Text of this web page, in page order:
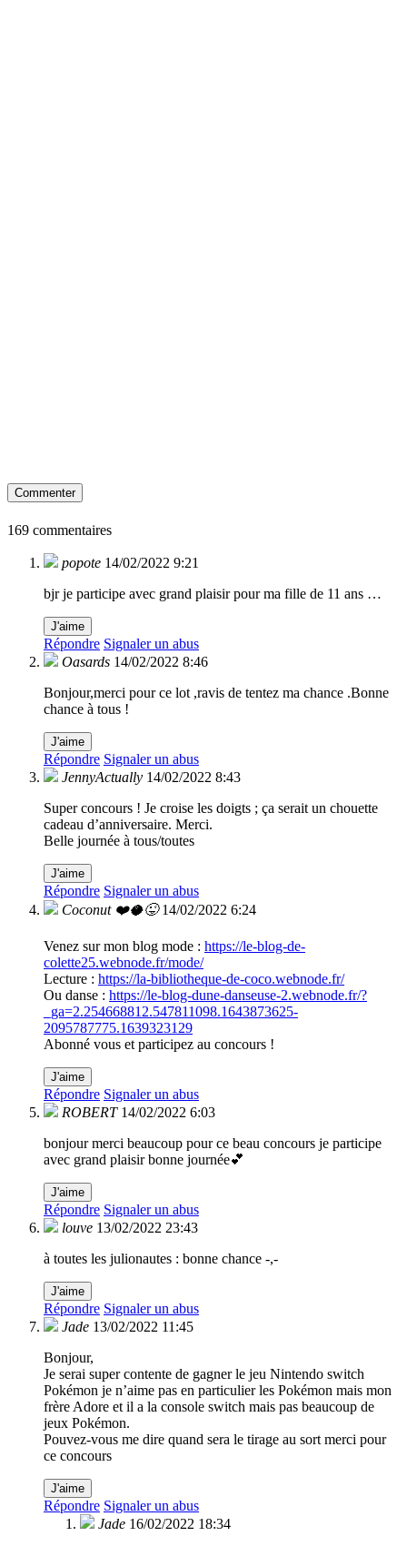
Commenter
169 commentaires
popote 14/02/2022 9:21
bjr je participe avec grand plaisir pour ma fille de 11 ans …
J'aime
Répondre Signaler un abus
Oasards 14/02/2022 8:46
Bonjour,merci pour ce lot ,ravis de tentez ma chance .Bonne
chance à tous !
J'aime
Répondre Signaler un abus
JennyActually 14/02/2022 8:43
Super concours ! Je croise les doigts ; ça serait un chouette
cadeau d’anniversaire. Merci.
Belle journée à tous/toutes
J'aime
Répondre Signaler un abus
Coconut ❤️🥥😜 14/02/2022 6:24
Venez sur mon blog mode : https://le-blog-de-
colette25.webnode.fr/mode/
Lecture : https://la-bibliotheque-de-coco.webnode.fr/
Ou danse : https://le-blog-dune-danseuse-2.webnode.fr/?
_ga=2.254668812.547811098.1643873625-
2095787775.1639323129
Abonné vous et participez au concours !
J'aime
Répondre Signaler un abus
ROBERT 14/02/2022 6:03
bonjour merci beaucoup pour ce beau concours je participe
avec grand plaisir bonne journée💕
J'aime
Répondre Signaler un abus
louve 13/02/2022 23:43
à toutes les julionautes : bonne chance -,-
J'aime
Répondre Signaler un abus
Jade 13/02/2022 11:45
Bonjour,
Je serai super contente de gagner le jeu Nintendo switch
Pokémon je n’aime pas en particulier les Pokémon mais mon
frère Adore et il a la console switch mais pas beaucoup de
jeux Pokémon.
Pouvez-vous me dire quand sera le tirage au sort merci pour
ce concours
J'aime
Répondre Signaler un abus
Jade 16/02/2022 18:34